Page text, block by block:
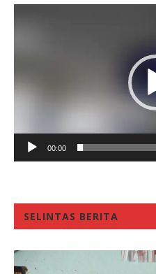
00:00
SELINTAS BERITA